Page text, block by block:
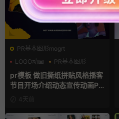
PR基本图形mogrt
LOGO动画
PR基本图形
复古风
pr模板 做旧撕纸拼贴风格播客
节目开场介绍动态宣传动画PR
模版4天前